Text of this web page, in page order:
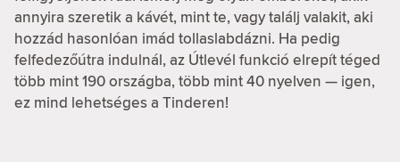
annyira szeretik a kávét, mint te, vagy találj valakit, aki
hozzád hasonlóan imád tollaslabdázni. Ha pedig
felfedezőútra indulnál, az Útlevél funkció elrepít téged
több mint 190 országba, több mint 40 nyelven — igen,
ez mind lehetséges a Tinderen!